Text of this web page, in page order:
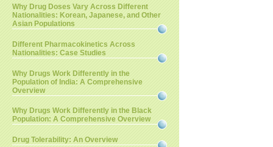
Why Drug Doses Vary Across Different
Nationalities: Korean, Japanese, and Other
Asian Populations
Different Pharmacokinetics Across
Nationalities: Case Studies
Why Drugs Work Differently in the
Population of India: A Comprehensive
Overview
Why Drugs Work Differently in the Black
Population: A Comprehensive Overview
Drug Tolerability: An Overview